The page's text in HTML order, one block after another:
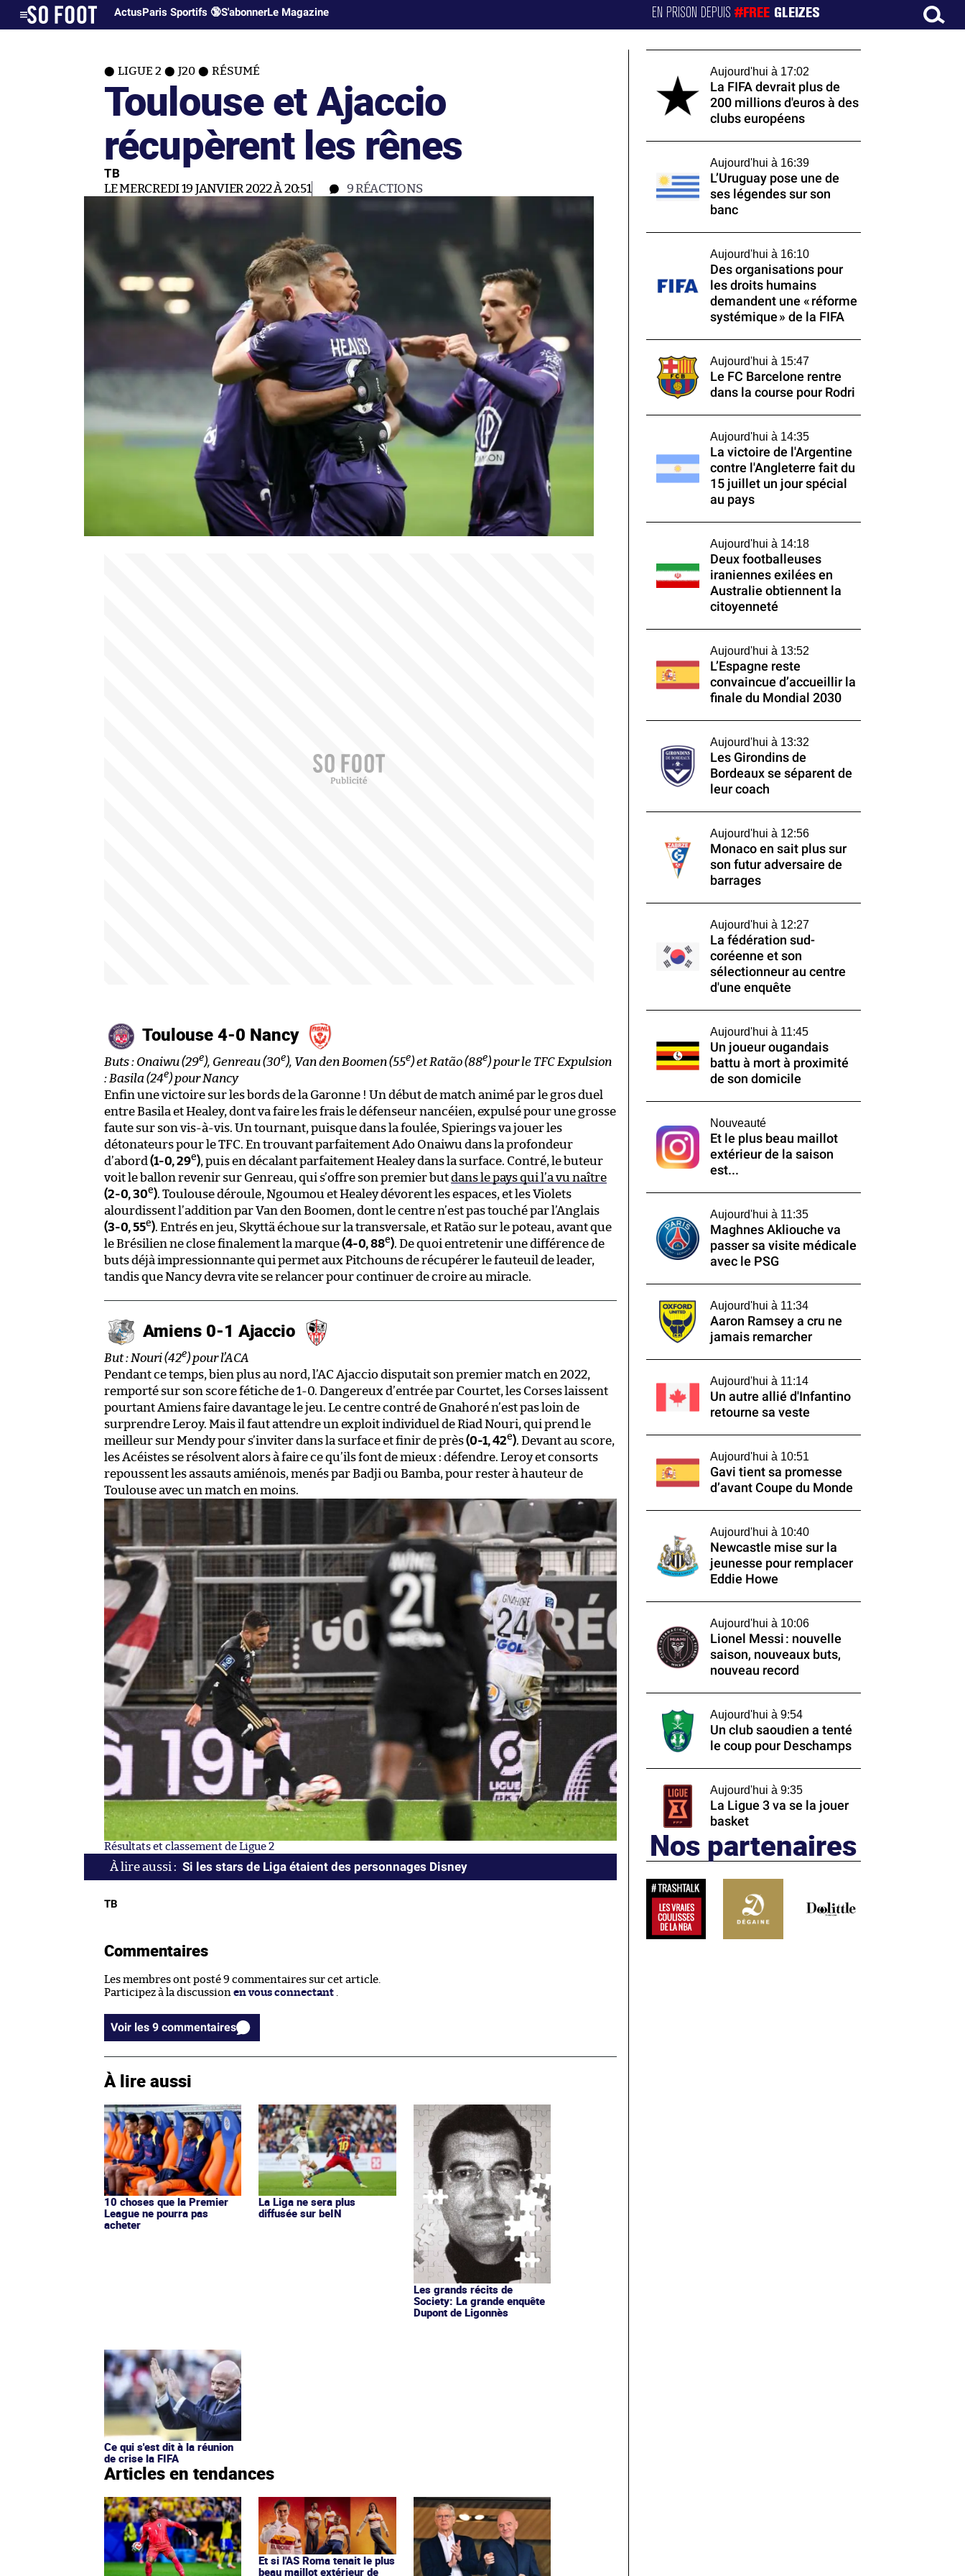
ActusParis Sportifs 🔞S'abonnerLe Magazine EN PRISON DEPUIS#FREE GLEIZES
LIGUE 2 J20 RÉSUMÉ
Toulouse et Ajaccio
récupèrent les rênes
TB
LE MERCREDI 19 JANVIER 2022 À 20:51 9RÉACTIONS
Toulouse 4-0 Nancy
Buts : Onaiwu (29e), Genreau (30e), Van den Boomen (55e) et Ratão (88e) pour le TFC Expulsion
: Basila (24e) pour Nancy
Enfin une victoire sur les bords de la Garonne ! Un début de match animé par le gros duel
entre Basila et Healey, dont va faire les frais le défenseur nancéien, expulsé pour une grosse
faute sur son vis-à-vis. Un tournant, puisque dans la foulée, Spierings va jouer les
détonateurs pour le TFC. En trouvant parfaitement Ado Onaiwu dans la profondeur
d’abord (1-0, 29e), puis en décalant parfaitement Healey dans la surface. Contré, le buteur
voit le ballon revenir sur Genreau, qui s’offre son premier butdans le pays qui l’a vu naître
(2-0, 30e). Toulouse déroule, Ngoumou et Healey dévorent les espaces, et les Violets
alourdissent l’addition par Van den Boomen, dont le centre n’est pas touché par l’Anglais
(3-0, 55e). Entrés en jeu, Skyttä échoue sur la transversale, et Ratão sur le poteau, avant que
le Brésilien ne close finalement la marque(4-0, 88e). De quoi entretenir une différence de
buts déjà impressionnante qui permet aux Pitchouns de récupérer le fauteuil de leader,
tandis que Nancy devra vite se relancer pour continuer de croire au miracle.
Amiens 0-1 Ajaccio
But : Nouri (42e) pour l’ACA
Pendant ce temps, bien plus au nord, l’AC Ajaccio disputait son premier match en 2022,
remporté sur son score fétiche de 1-0. Dangereux d’entrée par Courtet, les Corses laissent
pourtant Amiens faire davantage le jeu. Le centre contré de Gnahoré n’est pas loin de
surprendre Leroy. Mais il faut attendre un exploit individuel de Riad Nouri, qui prend le
meilleur sur Mendy pour s’inviter dans la surface et finir de près(0-1, 42e). Devant au score,
les Acéistes se résolvent alors à faire ce qu’ils font de mieux : défendre. Leroy et consorts
repoussent les assauts amiénois, menés par Badji ou Bamba, pour rester à hauteur de
Toulouse avec un match en moins.
Résultats et classement de Ligue 2
Si les stars de Liga étaient des personnages Disney
TB
Commentaires
Les membres ont posté 9 commentaires sur cet article.
Participez à la discussion en vous connectant .
Voir les 9 commentaires
À lire aussi
10 choses que la Premier
League ne pourra pas
acheter
La Liga ne sera plus
diffusée sur beIN
Les grands récits de
Society: La grande enquête
Dupont de Ligonnès
Ce qui s'est dit à la réunion
de crise la FIFA
Articles en tendances
Et si l'AS Roma tenait le plus
beau maillot extérieur de
Aujourd'hui à 17:02
La FIFA devrait plus de
200 millions d'euros à des
clubs européens
Aujourd'hui à 16:39
L’Uruguay pose une de
ses légendes sur son
banc
Aujourd'hui à 16:10
Des organisations pour
les droits humains
demandent une « réforme
systémique » de la FIFA
Aujourd'hui à 15:47
Le FC Barcelone rentre
dans la course pour Rodri
Aujourd'hui à 14:35
La victoire de l'Argentine
contre l'Angleterre fait du
15 juillet un jour spécial
au pays
Aujourd'hui à 14:18
Deux footballeuses
iraniennes exilées en
Australie obtiennent la
citoyenneté
Aujourd'hui à 13:52
L’Espagne reste
convaincue d’accueillir la
finale du Mondial 2030
Aujourd'hui à 13:32
Les Girondins de
Bordeaux se séparent de
leur coach
Aujourd'hui à 12:56
Monaco en sait plus sur
son futur adversaire de
barrages
Aujourd'hui à 12:27
La fédération sud-
coréenne et son
sélectionneur au centre
d'une enquête
Aujourd'hui à 11:45
Un joueur ougandais
battu à mort à proximité
de son domicile
Nouveauté
Et le plus beau maillot
extérieur de la saison
est...
Aujourd'hui à 11:35
Maghnes Akliouche va
passer sa visite médicale
avec le PSG
Aujourd'hui à 11:34
Aaron Ramsey a cru ne
jamais remarcher
Aujourd'hui à 11:14
Un autre allié d'Infantino
retourne sa veste
Aujourd'hui à 10:51
Gavi tient sa promesse
d’avant Coupe du Monde
Aujourd'hui à 10:40
Newcastle mise sur la
jeunesse pour remplacer
Eddie Howe
Aujourd'hui à 10:06
Lionel Messi : nouvelle
saison, nouveaux buts,
nouveau record
Aujourd'hui à 9:54
Un club saoudien a tenté
le coup pour Deschamps
Aujourd'hui à 9:35
La Ligue 3 va se la jouer
basket
Nos partenaires